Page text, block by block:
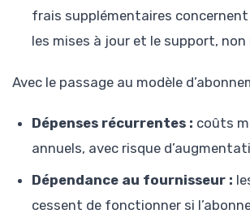
frais supplémentaires
les mises à jour et le support, non
Avec le passage au modèle
Dépenses récurrentes : coûts
annuels, avec risque
Dépendance au fournisseur :
cessent de fonctionner si